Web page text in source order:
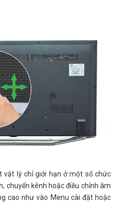
vật lý chỉ giới hạn ở một số chức
chuyển kênh hoặc điều chỉnh âm
cao như vào Menu cài đặt hoặc